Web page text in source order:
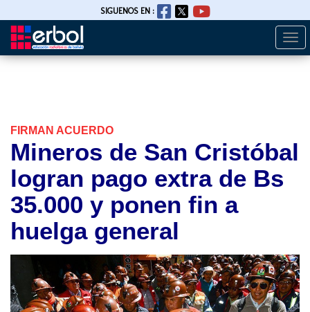
Pasar
SIGUENOS EN :
FIRMAN ACUERDO
Mineros de San Cristóbal
logran pago extra de Bs
35.000 y ponen fin a
huelga general